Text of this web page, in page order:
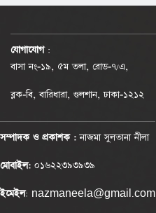
যোগাযোগ :
বাসা নং-১৯, ৫ম তলা, রোড-৭/এ,
ব্লক-বি, বারিধারা, গুলশান, ঢাকা-১২১২
সম্পাদক ও প্রকাশক :নাজমা সুলতানা নীলা
মোবাইল: ০১৬২২৩৯৩৯৩৯
ইমেইল: nazmaneela@gmail.com